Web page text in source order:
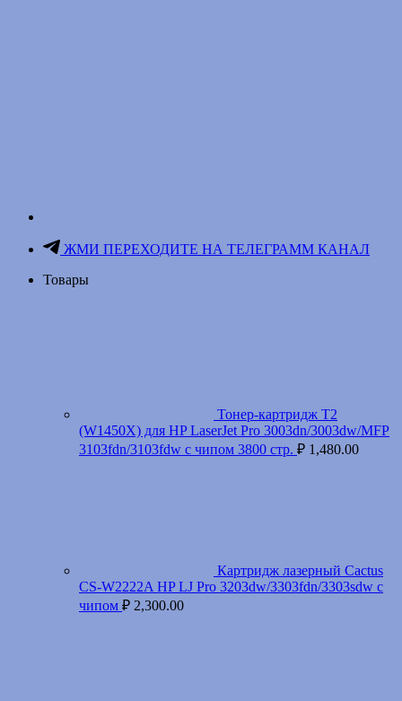
ЖМИ ПЕРЕХОДИТЕ НА ТЕЛЕГРАММ КАНАЛ
Товары
Тонер-картридж T2
(W1450X) для HP LaserJet Pro 3003dn/3003dw/MFP
3103fdn/3103fdw с чипом 3800 стр. ₽ 1,480.00
Картридж лазерный Cactus
CS-W2222A HP LJ Pro 3203dw/3303fdn/3303sdw с
чипом ₽ 2,300.00